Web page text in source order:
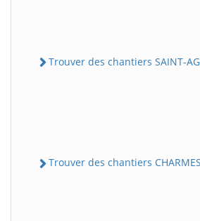
Trouver des chantiers SAINT-
Trouver des chantiers